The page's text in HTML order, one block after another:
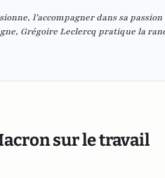
l’accompagner dans sa
Grégoire Leclercq pratique la
sur le travail